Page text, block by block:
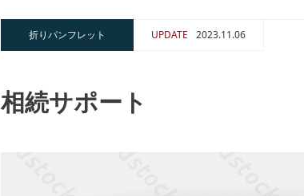
折りパンフレット UPDATE 2023.11.06
相続サポート